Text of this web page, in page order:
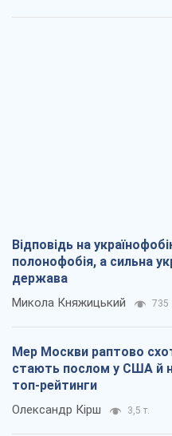
Відповідь на
полонофобія, а сильна
держава
Микола Княжицький 735
Мер Москви раптово
стають послом у США й
топ-рейтинги
Олександр Кірш 3,5 т.